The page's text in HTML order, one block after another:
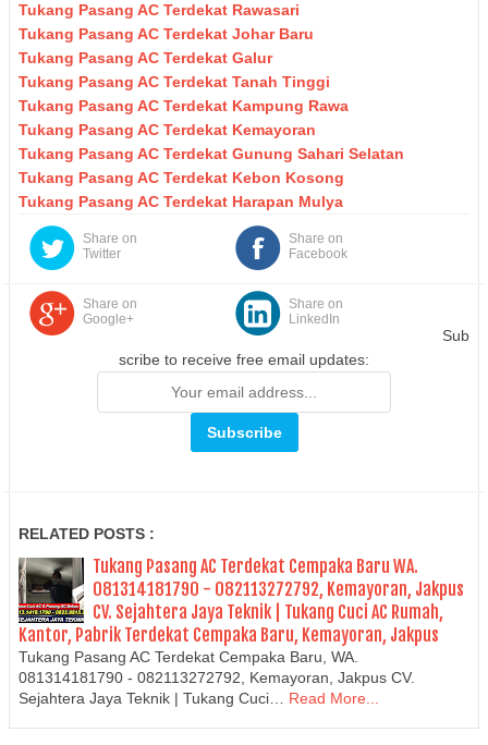
Tukang Pasang AC Terdekat Rawasari
Tukang Pasang AC Terdekat Johar Baru
Tukang Pasang AC Terdekat Galur
Tukang Pasang AC Terdekat Tanah Tinggi
Tukang Pasang AC Terdekat Kampung Rawa
Tukang Pasang AC Terdekat Kemayoran
Tukang Pasang AC Terdekat Gunung Sahari Selatan
Tukang Pasang AC Terdekat Kebon Kosong
Tukang Pasang AC Terdekat Harapan Mulya
Share on
Facebook
Share on
Twitter
Share on
Google+
Share on
LinkedIn
Sub
scribe to receive free email updates:
RELATED POSTS :
Tukang Pasang AC Terdekat Cempaka Baru WA.
081314181790 - 082113272792, Kemayoran, Jakpus
CV. Sejahtera Jaya Teknik | Tukang Cuci AC Rumah,
Kantor, Pabrik Terdekat Cempaka Baru, Kemayoran, Jakpus
Tukang Pasang AC Terdekat Cempaka Baru, WA.
081314181790 - 082113272792, Kemayoran, Jakpus CV.
Sejahtera Jaya Teknik | Tukang Cuci… Read More...